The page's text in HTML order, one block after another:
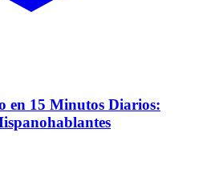
en 15 Minutos Diarios: